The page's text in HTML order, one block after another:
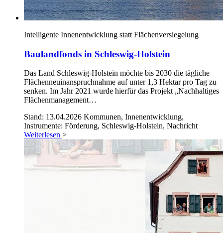
Intelligente Innenentwicklung statt Flächenversiegelung
Baulandfonds in Schleswig-Holstein
Das Land Schleswig-Holstein möchte bis 2030 die tägliche
Flächenneuinanspruchnahme auf unter 1,3 Hektar pro Tag zu
senken. Im Jahr 2021 wurde hierfür das Projekt „Nachhaltiges
Flächenmanagement…
Stand: 13.04.2026 Kommunen, Innenentwicklung,
Instrumente: Förderung, Schleswig-Holstein, Nachricht
Weiterlesen >